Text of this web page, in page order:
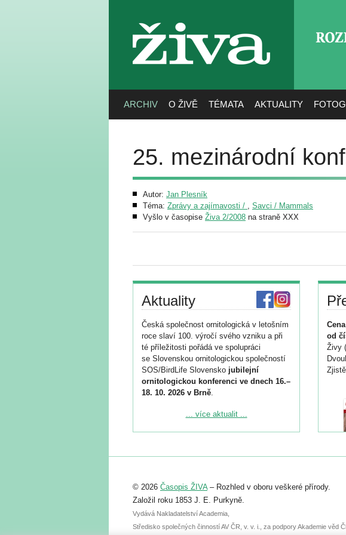
živa
ARCHIV O ŽIVĚ TÉMATA AKTUALITY
25. mezinárodní
Autor: Jan Plesník
Téma: Zprávy a zajímavosti / , Savci / Mammals
Vyšlo v časopise Živa 2/2008 na straně XXX
Aktuality
Česká společnost ornitologická v letošním
roce slaví 100. výročí svého vzniku a při
té příležitosti pořádá ve spolupráci
se Slovenskou ornitologickou společností
SOS/BirdLife Slovensko jubilejní
ornitologickou konferenci ve dnech 16.–
18. 10. 2026 v Brně.
Podrobnější informace ke konferenci
Registrovat se můžete do 6. září.
abstraktu přihlášené přednášky nebo
posteru je už 30. června.
... více aktualit ...
od
Živy
© 2026 Časopis ŽIVA– Rozhled v oboru veškeré přírody.
Založil roku 1853 J. E. Purkyně.
Vydává Nakladatelství Academia,
Středisko společných činností AV ČR, v. v. i., za podpory Akademie věd